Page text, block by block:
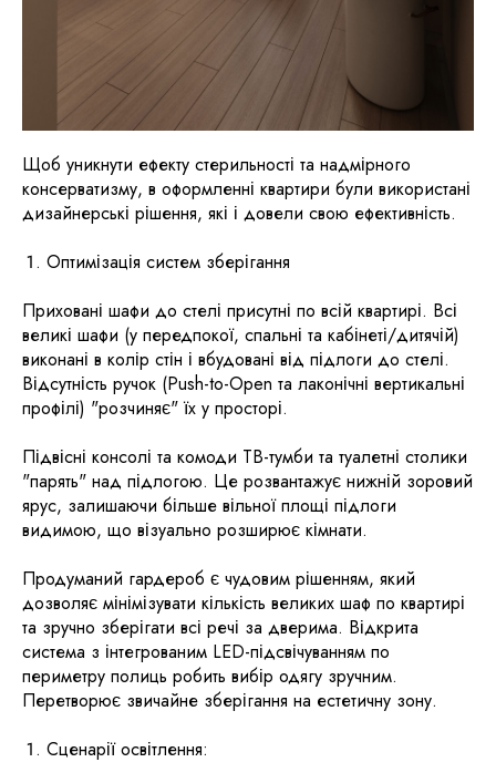
Щоб уникнути ефекту стерильності та надмірного
консерватизму, в оформленні квартири були використані
дизайнерські рішення, які і довели свою ефективність.
Оптимізація систем зберігання
​Приховані шафи до стелі присутні по всій квартирі. Всі
великі шафи (у передпокої, спальні та кабінеті/дитячій)
виконані в колір стін і вбудовані від підлоги до стелі.
Відсутність ручок (Push-to-Open та лаконічні вертикальні
профілі) "розчиняє" їх у просторі.
​Підвісні консолі та комоди ТВ-тумби та туалетні столики
"парять" над підлогою. Це розвантажує нижній зоровий
ярус, залишаючи більше вільної площі підлоги
видимою, що візуально розширює кімнати.
Продуманий гардероб є чудовим рішенням, який
дозволяє мінімізувати кількість великих шаф по квартирі
та зручно зберігати всі речі за дверима. Відкрита
система з інтегрованим LED-підсвічуванням по
периметру полиць робить вибір одягу зручним.
Перетворює звичайне зберігання на естетичну зону.
Сценарії освітлення: